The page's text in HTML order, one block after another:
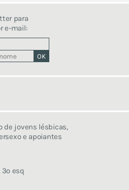
de jovens lésbicas,
e apoiantes
3º esq
para
e-mail: